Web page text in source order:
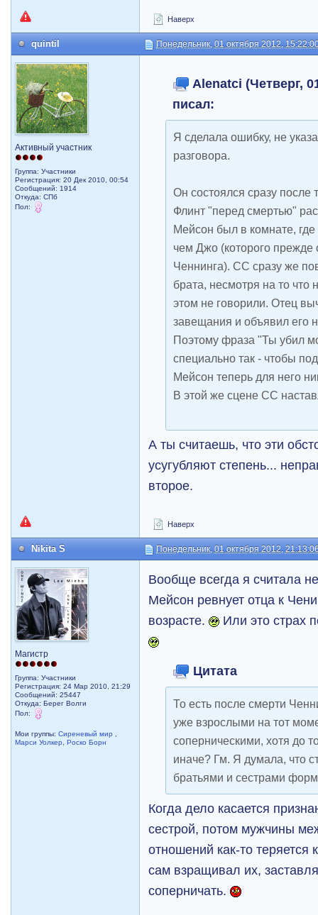
Наверх
quintil Понедельник, 01 октября 2012,
Активный участник
Группа: Участники
Регистрация: 20 Дек 2010, 00:54
Сообщений: 1914
Откуда: СПб
Пол:
Alenatci (Четверг,
писал:
Я сделала ошибку, не
разговора.
Он состоялся сразу после
Флинт "перед смертью"
Мейсон был в комнате,
чем Джо (которого прежде
Ченнинга). СС сразу же
брата, несмотря на то
этом не говорили. Отец
завещания и объявил его
Поэтому фраза "Ты убил
специально так - чтобы
Мейсон теперь для него
В этой же сцене СС
А ты считаешь, что эти
усугубляют степень...
второе.
Наверх
Nikita S Понедельник, 01 октября 2012,
Магистр
Группа: Участники
Регистрация: 24 Мар 2010, 21:29
Сообщений: 25447
Откуда: Берег Волги
Пол:
Мои группы:Сиреневый мир
Марси Уолкер
,Роско Борн
Вообще всегда я считала
Мейсон ревнует отца к
возрасте.
Или это страх
Цитата
То есть после смерти
уже взрослыми на тот
соперническими, хотя до
иначе? Гм. Я думала, что
братьями и сестрами
Когда дело касается
сестрой, потом мужчины
отношений как-то теряется
сам взращивал их,
соперничать.